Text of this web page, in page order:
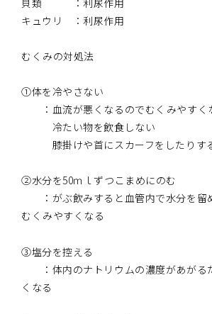
キュウリ ：利尿作用
むくみの対処法
①体を冷やさない
：血流が悪くなるのでむくみやすく
冷たい物を飲食しない
膝掛けや首にスカーフをしたりす
②水分を50ｍｌずつこまめにのむ
：がぶ飲みすると血管内で水分を留
むくみやすくなる
③塩分を控える
：体内のナトリウムの濃度があがる
くなる